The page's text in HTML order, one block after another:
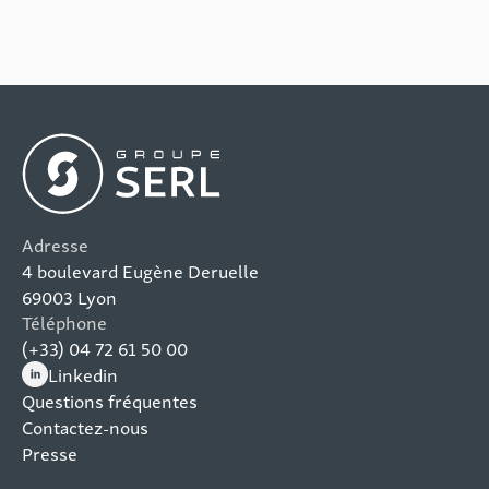
Adresse
4 boulevard Eugène Deruelle
69003 Lyon
Téléphone
(+33) 04 72 61 50 00
Linkedin
(nouvelle fenêtre)
Questions fréquentes
Contactez-nous
Presse